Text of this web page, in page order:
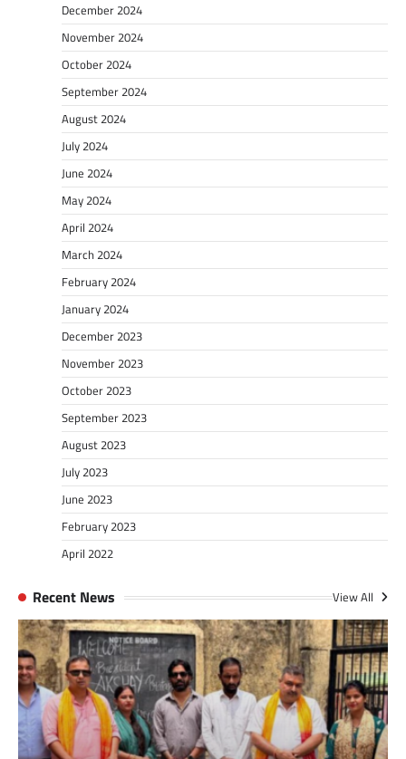
December 2024
November 2024
October 2024
September 2024
August 2024
July 2024
June 2024
May 2024
April 2024
March 2024
February 2024
January 2024
December 2023
November 2023
October 2023
September 2023
August 2023
July 2023
June 2023
February 2023
April 2022
Recent News View All